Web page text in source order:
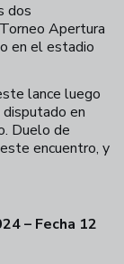
dos
Apertura
en el estadio
lance luego
en
Duelo de
encuentro, y
– Fecha 12